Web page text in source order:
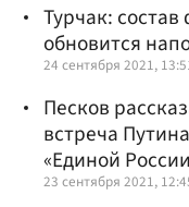
Турчак:
обновится
24 сентября 2021,
Песков
встреча
«Единой
23 сентября 2021,